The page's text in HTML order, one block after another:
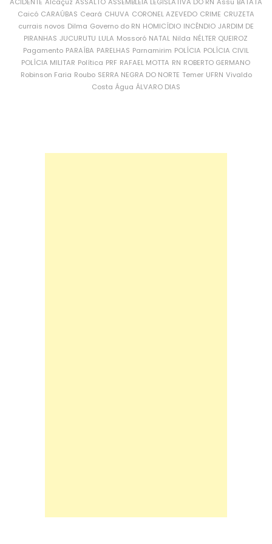
Caicó CARAÚBAS Ceará CHUVA CORONEL AZEVEDO CRIME CRUZETA
currais novos Dilma Governo do RN HOMICÍDIO INCÊNDIO JARDIM DE
PIRANHAS JUCURUTU LULA Mossoró NATAL Nilda NÉLTER QUEIROZ
Pagamento PARAÍBA PARELHAS Parnamirim POLÍCIA POLÍCIA CIVIL
POLÍCIA MILITAR Política PRF RAFAEL MOTTA RN ROBERTO GERMANO
Robinson Faria Roubo SERRA NEGRA DO NORTE Temer UFRN Vivaldo
Costa Água ÁLVARO DIAS